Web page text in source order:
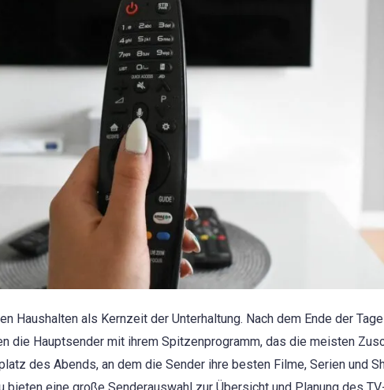
Haushalten als Kernzeit der Unterhaltung. Nach dem Ende der
die Hauptsender mit ihrem Spitzenprogramm, das die meisten
des Abends, an dem die Sender ihre besten Filme, Serien und